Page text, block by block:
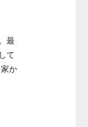
最
て
か